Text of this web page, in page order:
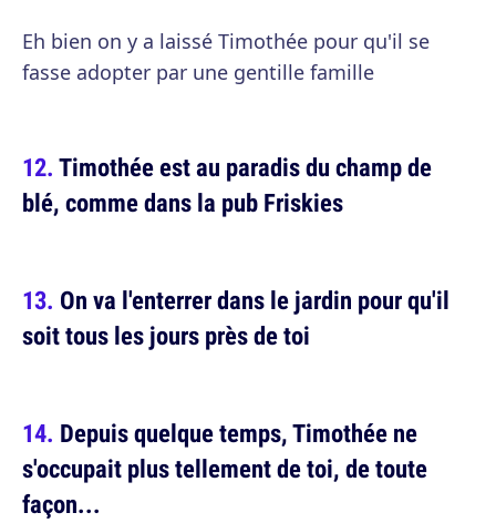
Eh bien on y a laissé Timothée pour qu'il se
fasse adopter par une gentille famille
Timothée est au paradis du champ de
blé, comme dans la pub Friskies
On va l'enterrer dans le jardin pour qu'il
soit tous les jours près de toi
Depuis quelque temps, Timothée ne
s'occupait plus tellement de toi, de toute
façon...